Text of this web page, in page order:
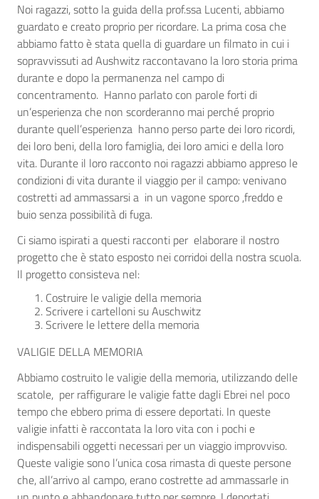
Noi ragazzi, sotto la guida della prof.ssa Lucenti, abbiamo
guardato e creato proprio per ricordare. La prima cosa che
abbiamo fatto è stata quella di guardare un filmato in cui i
sopravvissuti ad Aushwitz raccontavano la loro storia prima
durante e dopo la permanenza nel campo di
concentramento. Hanno parlato con parole forti di
un’esperienza che non scorderanno mai perché proprio
durante quell’esperienza hanno perso parte dei loro ricordi,
dei loro beni, della loro famiglia, dei loro amici e della loro
vita. Durante il loro racconto noi ragazzi abbiamo appreso le
condizioni di vita durante il viaggio per il campo: venivano
costretti ad ammassarsi a in un vagone sporco ,freddo e
buio senza possibilità di fuga.
Ci siamo ispirati a questi racconti per elaborare il nostro
progetto che è stato esposto nei corridoi della nostra scuola.
Il progetto consisteva nel:
Costruire le valigie della memoria
Scrivere i cartelloni su Auschwitz
Scrivere le lettere della memoria
VALIGIE DELLA MEMORIA
Abbiamo costruito le valigie della memoria, utilizzando delle
scatole, per raffigurare le valigie fatte dagli Ebrei nel poco
tempo che ebbero prima di essere deportati. In queste
valigie infatti è raccontata la loro vita con i pochi e
indispensabili oggetti necessari per un viaggio improvviso.
Queste valigie sono l’unica cosa rimasta di queste persone
che, all’arrivo al campo, erano costrette ad ammassarle in